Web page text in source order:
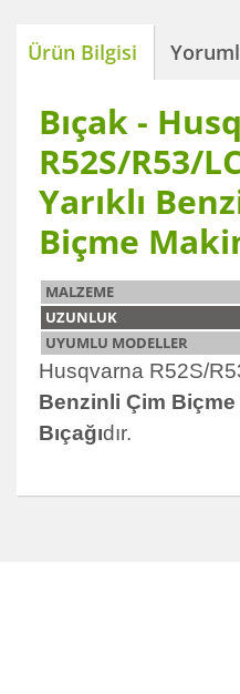
Ürün Bilgisi
Bıçak -
R52S/R53/
Yarıklı
Biçme
MALZEME
UZUNLUK
UYUMLU MODELLER
Husqvarna R52S/
Benzinli Çim Biçme
Bıçağıdır.